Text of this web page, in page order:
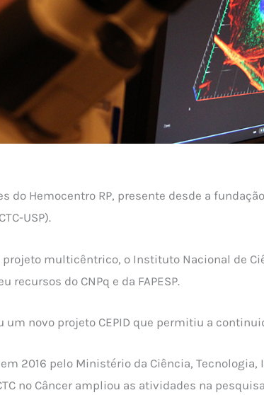
do Hemocentro RP, presente desde a
USP).
multicêntrico, o Instituto Nacional de
recursos do CNPq e da FAPESP.
um novo projeto CEPID que permitiu a
2016 pelo Ministério da Ciência, Tecnologia,
no Câncer ampliou as atividades na